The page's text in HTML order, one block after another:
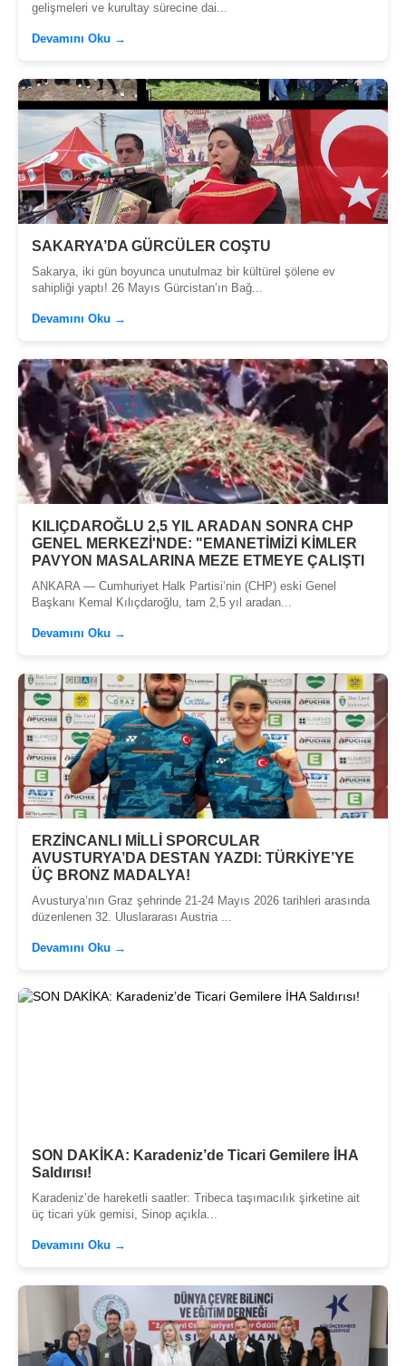
gelişmeleri ve kurultay sürecine dai...
Devamını Oku →
SAKARYA’DA GÜRCÜLER COŞTU
Sakarya, iki gün boyunca unutulmaz bir kültürel şölene ev
sahipliği yaptı! 26 Mayıs Gürcistan’ın Bağ...
Devamını Oku →
KILIÇDAROĞLU 2,5 YIL ARADAN SONRA CHP
GENEL MERKEZİ'NDE: "EMANETİMİZİ KİMLER
PAVYON MASALARINA MEZE ETMEYE ÇALIŞTI
ANKARA — Cumhuriyet Halk Partisi’nin (CHP) eski Genel
Başkanı Kemal Kılıçdaroğlu, tam 2,5 yıl aradan...
Devamını Oku →
ERZİNCANLI MİLLİ SPORCULAR
AVUSTURYA’DA DESTAN YAZDI: TÜRKİYE’YE
ÜÇ BRONZ MADALYA!
Avusturya’nın Graz şehrinde 21-24 Mayıs 2026 tarihleri arasında
düzenlenen 32. Uluslararası Austria ...
Devamını Oku →
SON DAKİKA: Karadeniz’de Ticari Gemilere İHA
Saldırısı!
Karadeniz’de hareketli saatler: Tribeca taşımacılık şirketine ait
üç ticari yük gemisi, Sinop açıkla...
Devamını Oku →